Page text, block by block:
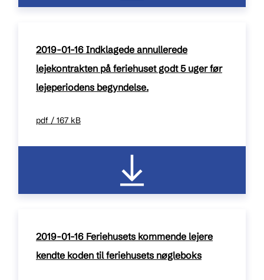
2019-01-16 Indklagede annullerede
lejekontrakten på feriehuset godt 5 uger før
lejeperiodens begyndelse.
pdf / 167 kB
2019-01-16 Feriehusets kommende lejere
kendte koden til feriehusets nøgleboks